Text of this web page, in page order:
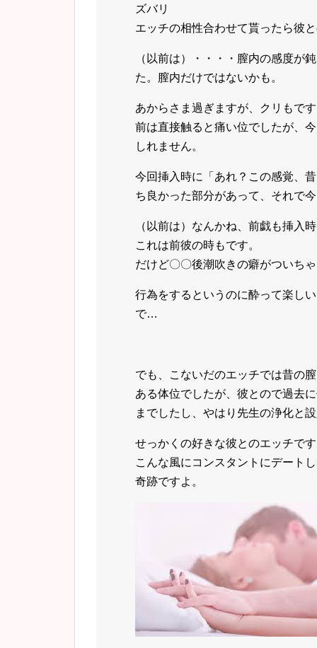
ズバリ
エッチの相性合わせて貰ったら彼
（以前は）・・・・膣内の感度が
た。膣内だけではないかも。
あからさま過ぎますが、クリもで
前は直接触ると痛い位でしたが、
しれません。
今回挿入時に「あれ？この感覚、
ち良かった部分があって、それで
（以前は）なんかね、前戯も挿入
これは前彼の時もです。
だけど〇〇後潮吹きの癖がついち
行為をするというのに酔って楽し
で…
でも、こないだのエッチでは昔の
ある体位でしたが、彼とので過去
までしたし、やはり先生の浄化と
せっかくの好きな彼とのエッチで
こんな風にコンスタントにデート
奇跡ですよ。